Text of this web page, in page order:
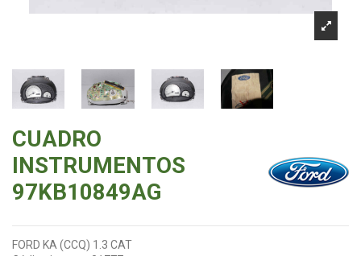
CUADRO
INSTRUMENTOS
97KB10849AG
FORD KA (CCQ) 1.3 CAT